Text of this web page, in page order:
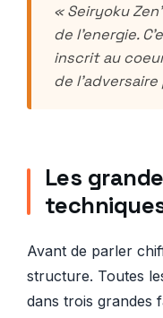
« Seiryoku
de l’energie.
inscrit au
de
Les
Avant de parler
structure. Toutes
dans trois grandes